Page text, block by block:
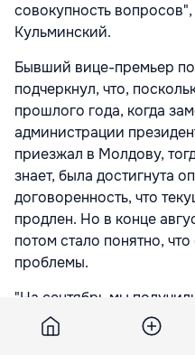
совокупность
Кульминский.
Бывший вице-премьер
подчеркнул, что,
прошлого года, когда
администрации
приезжал в Молдову,
знает, была достигнута
договоренность, что
продлен. Но в конце
потом стало понятно,
проблемы.
"На сентябрь мы
потом стал вопрос, что
заключать новый